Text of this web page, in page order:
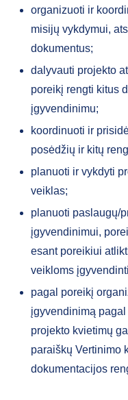
organizuoti ir
misijų vykdymui,
dokumentus;
dalyvauti projekto
poreikį rengti kitus
įgyvendinimu;
koordinuoti ir
posėdžių ir kitų
planuoti ir vykdyti
veiklas;
planuoti paslaugų/
įgyvendinimui,
esant poreikiui
veikloms
pagal poreikį
įgyvendinimą
projekto kvietimų
paraiškų Vertinimo
dokumentacijos